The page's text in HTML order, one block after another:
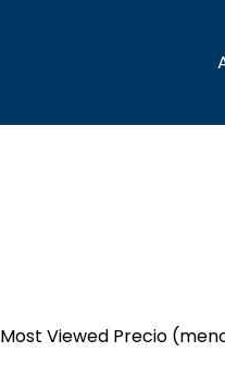
Most Viewed Precio